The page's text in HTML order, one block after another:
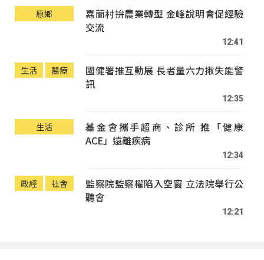
原鄉
嘉蘭村拚農業轉型 金峰說明會促經驗
交流
12:41
生活 醫療
國健署推互動展 長者量六力揪失能警
訊
12:35
生活
基金會攜手超商、診所 推「健康
ACE」遠離疾病
12:34
政經 社會
監察院監察權陷入空窗 立法院舉行公
聽會
12:21